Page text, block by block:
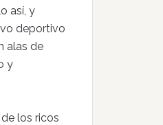
así, y
deportivo
alas de
y
los ricos